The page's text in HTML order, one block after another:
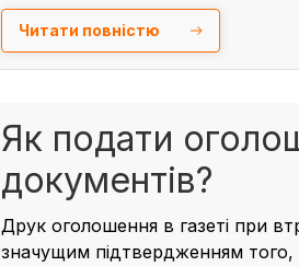
Читати повністю
Як подати
документів?
Друк оголошення в газеті при
значущим підтвердженням